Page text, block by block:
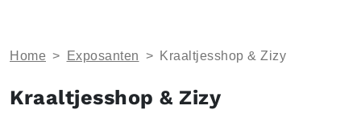
Home > Exposanten > Kraaltjesshop & Zizy
Kraaltjesshop & Zizy